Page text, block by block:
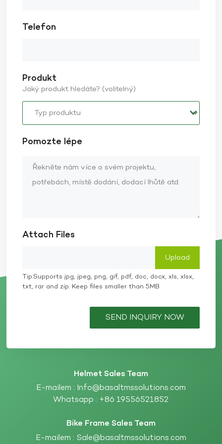
potřeb zákazníků a image značky.
Telefon
Produkt
Jaký produkt hledáte? (volitelný)
Pomozte lépe
Attach Files
Tip:Supports jpg, jpeg, png, gif, pdf, doc, docx, xls, xlsx,
txt, rar and zip. Keep files smaller than 5MB
SEND INQUIRY NOW
Helmet Sales Team
E-mailem : Info@basaltmssolutions.com
Whatsapp : +86 19556521852
Bike Frame Sales Team
E-mailem : Sale@basaltmssolutions.com